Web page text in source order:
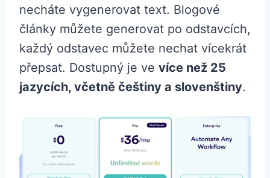
necháte vygenerovat text. Blogové
články můžete generovat po odstavcích,
každý odstavec můžete nechat vícekrát
přepsat. Dostupný je ve více než 25
jazycích, včetně češtiny a slovenštiny.